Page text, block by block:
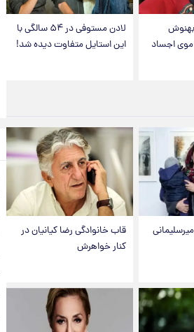
موی اجساد
لادن مستوفی در ۵۴ سالگی با
این استایل متفاوت دیده شد!
قاب خانوادگی رضا کیانیان در
کنار خواهرش